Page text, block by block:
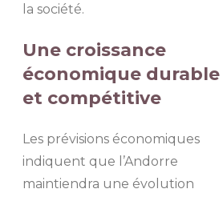
la société.
Une croissance
économique durable
et compétitive
Les prévisions économiques
indiquent que l’Andorre
maintiendra une évolution